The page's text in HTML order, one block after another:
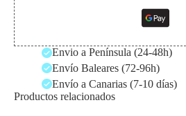
Envio a Península (24-48h)
Envío Baleares (72-96h)
Envío a Canarias (7-10 días)
Productos relacionados